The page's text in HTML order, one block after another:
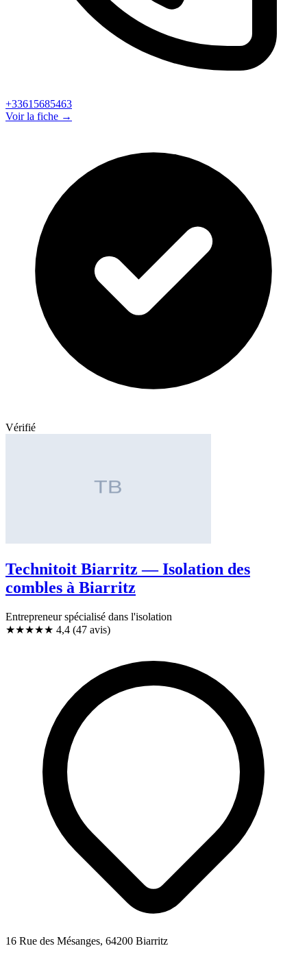
+33615685463
Voir la fiche →
Vérifié
Technitoit Biarritz — Isolation des
combles à Biarritz
Entrepreneur spécialisé dans l'isolation
★★★★★ 4,4 (47 avis)
16 Rue des Mésanges, 64200 Biarritz